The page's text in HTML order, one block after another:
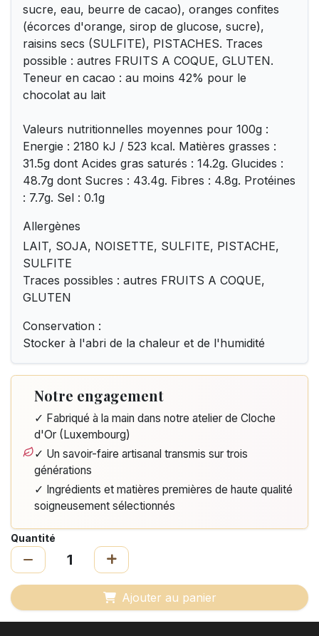
sucre, eau, beurre de cacao), oranges confites
(écorces d'orange, sirop de glucose, sucre),
raisins secs (SULFITE), PISTACHES. Traces
possible : autres FRUITS A COQUE, GLUTEN.
Teneur en cacao : au moins 42% pour le
chocolat au lait
Valeurs nutritionnelles moyennes pour 100g :
Energie : 2180 kJ / 523 kcal. Matières grasses :
31.5g dont Acides gras saturés : 14.2g. Glucides :
48.7g dont Sucres : 43.4g. Fibres : 4.8g. Protéines
: 7.7g. Sel : 0.1g
Allergènes
LAIT, SOJA, NOISETTE, SULFITE, PISTACHE,
SULFITE
Traces possibles : autres FRUITS A COQUE,
GLUTEN
Conservation :
Stocker à l'abri de la chaleur et de l'humidité
Notre engagement
✓ Fabriqué à la main dans notre atelier de Cloche
d'Or (Luxembourg)
✓ Un savoir-faire artisanal transmis sur trois
générations
✓ Ingrédients et matières premières de haute qualité
soigneusement sélectionnés
Quantité
Ajouter au panier